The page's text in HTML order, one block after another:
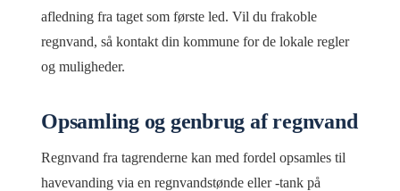
afledning fra taget som første led. Vil du frakoble
regnvand, så kontakt din kommune for de lokale regler
og muligheder.
Opsamling og genbrug af regnvand
Regnvand fra tagrenderne kan med fordel opsamles til
havevanding via en regnvandstønde eller -tank på